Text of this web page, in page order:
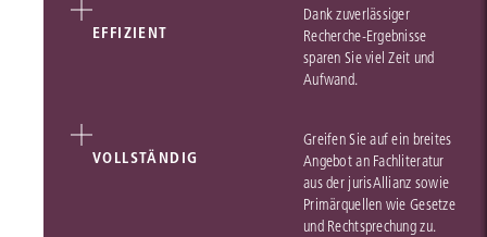
EFFIZIENT
Dank zuverlässiger
Recherche-Ergebnisse
sparen Sie viel Zeit und
Aufwand.
VOLLSTÄNDIG
Greifen Sie auf ein breites
Angebot an Fachliteratur
aus der jurisAllianz sowie
Primärquellen wie Gesetze
und Rechtsprechung zu.